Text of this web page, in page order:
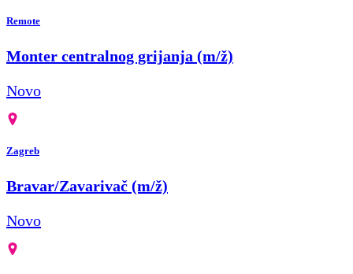
Remote
Monter centralnog grijanja (m/ž)
Novo
Zagreb
Bravar/Zavarivač (m/ž)
Novo